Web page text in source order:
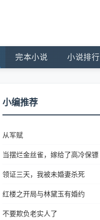
完本小说 小说排行
小编推荐
从军赋
当摆烂金丝雀，嫁给了高冷保镖
领证三天，我被未婚妻杀死
红楼之开局与林黛玉有婚约
不要欺负老实人了